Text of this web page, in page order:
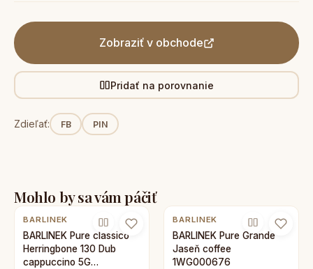
Zobraziť v obchode
Pridať na porovnanie
Zdieľať: FB PIN
Mohlo by sa vám páčiť
BARLINEK
BARLINEK Pure classico
Herringbone 130 Dub
cappuccino 5G
BARLINEK
BARLINEK Pure Grande
Jaseň coffee
1WG000676